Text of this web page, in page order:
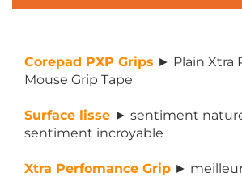
Corepad PXP Grips ► Plain Xtra
Mouse Grip Tape
Surface lisse ► sentiment
sentiment incroyable
Xtra Perfomance Grip ►